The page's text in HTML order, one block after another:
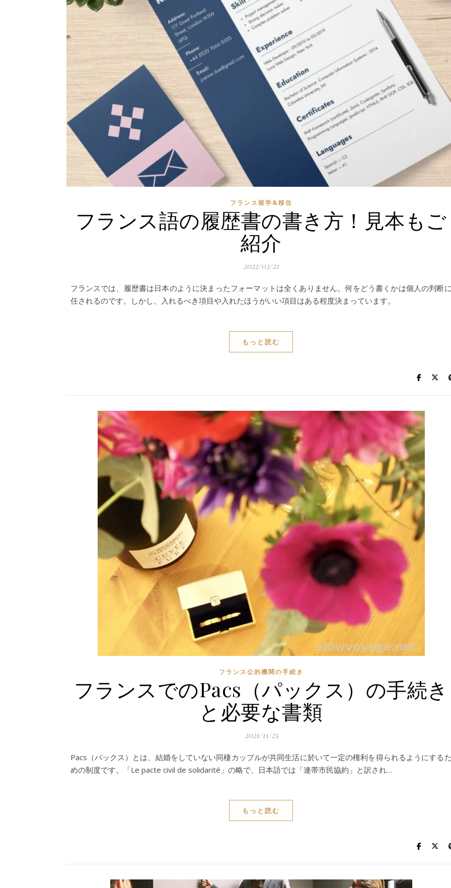
フランス留学&移住
フランス語の履歴書の書き方！見本もご
紹介
2022/03/21
フランスでは、履歴書は日本のように決まったフォーマットは全くありません。何をどう書くかは個人の判断
任されるのです。しかし、入れるべき項目や入れたほうがいい項目はある程度決まっています。
もっと読む
フランス公的機関の手続き
フランスでのPacs（パックス）の手続き
と必要な書類
2021/11/25
Pacs（パックス）とは、結婚をしていない同棲カップルが共同生活に於いて一定の権利を得られるようにする
めの制度です。「Le pacte civil de solidarité」の略で、日本語では「連帯市民協約」と訳され…
もっと読む